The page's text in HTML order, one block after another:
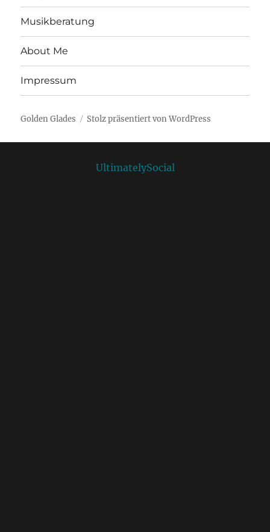
Musikberatung
About Me
Impressum
Golden Glades Stolz präsentiert von WordPress
UltimatelySocial